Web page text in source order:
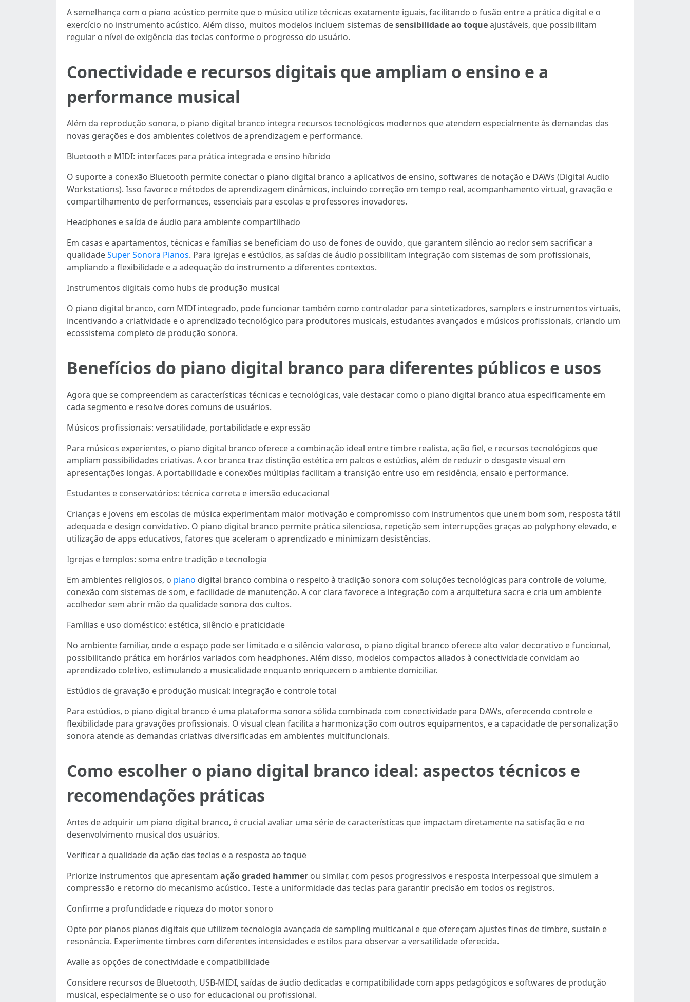
A semelhança com o piano acústico permite que o músico utilize técnicas exatamente iguais, facilitando o fusão entre a prática digital e o
exercício no instrumento acústico. Além disso, muitos modelos incluem sistemas desensibilidade ao toqueajustáveis, que possibilitam
regular o nível de exigência das teclas conforme o progresso do usuário.
Conectividade e recursos digitais que ampliam o ensino e a
performance musical
Além da reprodução sonora, o piano digital branco integra recursos tecnológicos modernos que atendem especialmente às demandas das
novas gerações e dos ambientes coletivos de aprendizagem e performance.
Bluetooth e MIDI: interfaces para prática integrada e ensino híbrido
O suporte a conexão Bluetooth permite conectar o piano digital branco a aplicativos de ensino, softwares de notação e DAWs (Digital Audio
Workstations). Isso favorece métodos de aprendizagem dinâmicos, incluindo correção em tempo real, acompanhamento virtual, gravação e
compartilhamento de performances, essenciais para escolas e professores inovadores.
Headphones e saída de áudio para ambiente compartilhado
Em casas e apartamentos, técnicas e famílias se beneficiam do uso de fones de ouvido, que garantem silêncio ao redor sem sacrificar a
qualidadeSuper Sonora Pianos. Para igrejas e estúdios, as saídas de áudio possibilitam integração com sistemas de som profissionais,
ampliando a flexibilidade e a adequação do instrumento a diferentes contextos.
Instrumentos digitais como hubs de produção musical
O piano digital branco, com MIDI integrado, pode funcionar também como controlador para sintetizadores, samplers e instrumentos virtuais,
incentivando a criatividade e o aprendizado tecnológico para produtores musicais, estudantes avançados e músicos profissionais, criando um
ecossistema completo de produção sonora.
Benefícios do piano digital branco para diferentes públicos e usos
Agora que se compreendem as características técnicas e tecnológicas, vale destacar como o piano digital branco atua especificamente em
cada segmento e resolve dores comuns de usuários.
Músicos profissionais: versatilidade, portabilidade e expressão
Para músicos experientes, o piano digital branco oferece a combinação ideal entre timbre realista, ação fiel, e recursos tecnológicos que
ampliam possibilidades criativas. A cor branca traz distinção estética em palcos e estúdios, além de reduzir o desgaste visual em
apresentações longas. A portabilidade e conexões múltiplas facilitam a transição entre uso em residência, ensaio e performance.
Estudantes e conservatórios: técnica correta e imersão educacional
Crianças e jovens em escolas de música experimentam maior motivação e compromisso com instrumentos que unem bom som, resposta tátil
adequada e design convidativo. O piano digital branco permite prática silenciosa, repetição sem interrupções graças ao polyphony elevado, e
utilização de apps educativos, fatores que aceleram o aprendizado e minimizam desistências.
Igrejas e templos: soma entre tradição e tecnologia
Em ambientes religiosos, o piano digital branco combina o respeito à tradição sonora com soluções tecnológicas para controle de volume,
conexão com sistemas de som, e facilidade de manutenção. A cor clara favorece a integração com a arquitetura sacra e cria um ambiente
acolhedor sem abrir mão da qualidade sonora dos cultos.
Famílias e uso doméstico: estética, silêncio e praticidade
No ambiente familiar, onde o espaço pode ser limitado e o silêncio valoroso, o piano digital branco oferece alto valor decorativo e funcional,
possibilitando prática em horários variados com headphones. Além disso, modelos compactos aliados à conectividade convidam ao
aprendizado coletivo, estimulando a musicalidade enquanto enriquecem o ambiente domiciliar.
Estúdios de gravação e produção musical: integração e controle total
Para estúdios, o piano digital branco é uma plataforma sonora sólida combinada com conectividade para DAWs, oferecendo controle e
flexibilidade para gravações profissionais. O visual clean facilita a harmonização com outros equipamentos, e a capacidade de personalização
sonora atende as demandas criativas diversificadas em ambientes multifuncionais.
Como escolher o piano digital branco ideal: aspectos técnicos e
recomendações práticas
Antes de adquirir um piano digital branco, é crucial avaliar uma série de características que impactam diretamente na satisfação e no
desenvolvimento musical dos usuários.
Verificar a qualidade da ação das teclas e a resposta ao toque
Priorize instrumentos que apresentam ação graded hammer ou similar, com pesos progressivos e resposta interpessoal que simulem a
compressão e retorno do mecanismo acústico. Teste a uniformidade das teclas para garantir precisão em todos os registros.
Confirme a profundidade e riqueza do motor sonoro
Opte por pianos pianos digitais que utilizem tecnologia avançada de sampling multicanal e que ofereçam ajustes finos de timbre, sustain e
resonância. Experimente timbres com diferentes intensidades e estilos para observar a versatilidade oferecida.
Avalie as opções de conectividade e compatibilidade
Considere recursos de Bluetooth, USB-MIDI, saídas de áudio dedicadas e compatibilidade com apps pedagógicos e softwares de produção
musical, especialmente se o uso for educacional ou profissional.